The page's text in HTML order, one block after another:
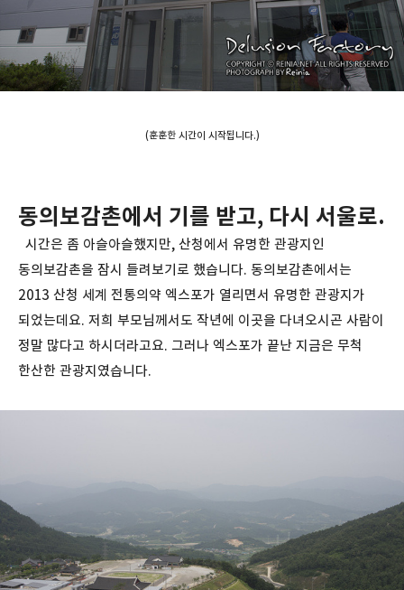
(훈훈한 시간이 시작됩니다.)
동의보감촌에서 기를 받고, 다시 서울로.
시간은 좀 아슬아슬했지만, 산청에서 유명한 관광지인
동의보감촌을 잠시 들려보기로 했습니다. 동의보감촌에서는
2013 산청 세계 전통의약 엑스포가 열리면서 유명한 관광지가
되었는데요. 저희 부모님께서도 작년에 이곳을 다녀오시곤 사람이
정말 많다고 하시더라고요. 그러나 엑스포가 끝난 지금은 무척
한산한 관광지였습니다.